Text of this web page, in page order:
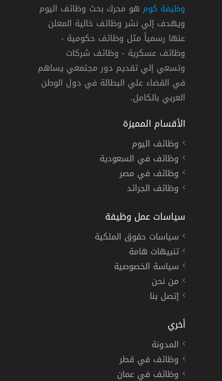
دورات عن بعد لتأهل الباحثين عن عمل
فترة تدريب
وظيفة كوم هو محرك بحث وظائف اليوم
ويهدف إلي نشر وظائف خالية المعلن
عنها رسمياً مثل وظائف حكومية -
وظائف عسكرية - وظائف شركات
وتسعي إلي تقديم دور مجتمعي يساهم
في القضاء علي البطالة في دول الوطن
العربي بالكامل.
الأقسام المميزة
وظائف اليوم
وظائف في السعودية
وظائف في مصر
وظائف الجرائد
سياسات عمل وظيفة
سياسات حقوق الملكية
تنبيهات هامة
سياسة الخصوصية
من نحن
إتصل بنا
أخري
المدونة
وظائف في قطر
وظائف في عمان